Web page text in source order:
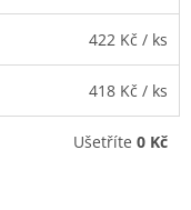
422 Kč / ks
418 Kč / ks
Ušetříte 0 Kč